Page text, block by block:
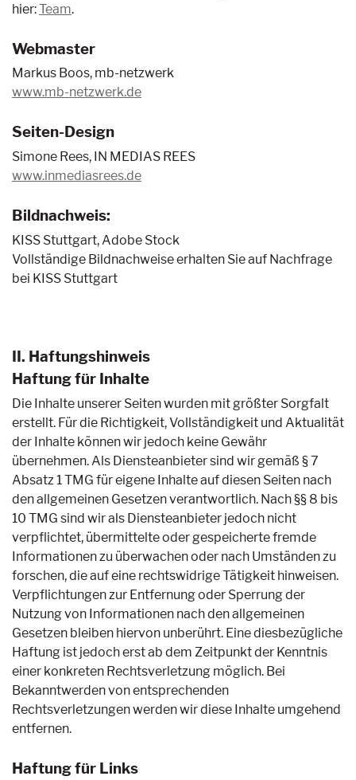
hier:Team.
Webmaster
Markus Boos, mb-netzwerk
www.mb-netzwerk.de
Seiten-Design
Simone Rees, IN MEDIAS REES
www.inmediasrees.de
Bildnachweis:
KISS Stuttgart, Adobe Stock
Vollständige Bildnachweise erhalten Sie auf Nachfrage
bei KISS Stuttgart
II. Haftungshinweis
Haftung für Inhalte
Die Inhalte unserer Seiten wurden mit größter Sorgfalt
erstellt. Für die Richtigkeit, Vollständigkeit und Aktualität
der Inhalte können wir jedoch keine Gewähr
übernehmen. Als Diensteanbieter sind wir gemäß § 7
Absatz 1 TMG für eigene Inhalte auf diesen Seiten nach
den allgemeinen Gesetzen verantwortlich. Nach §§ 8 bis
10 TMG sind wir als Diensteanbieter jedoch nicht
verpflichtet, übermittelte oder gespeicherte fremde
Informationen zu überwachen oder nach Umständen zu
forschen, die auf eine rechtswidrige Tätigkeit hinweisen.
Verpflichtungen zur Entfernung oder Sperrung der
Nutzung von Informationen nach den allgemeinen
Gesetzen bleiben hiervon unberührt. Eine diesbezügliche
Haftung ist jedoch erst ab dem Zeitpunkt der Kenntnis
einer konkreten Rechtsverletzung möglich. Bei
Bekanntwerden von entsprechenden
Rechtsverletzungen werden wir diese Inhalte umgehend
entfernen.
Haftung für Links